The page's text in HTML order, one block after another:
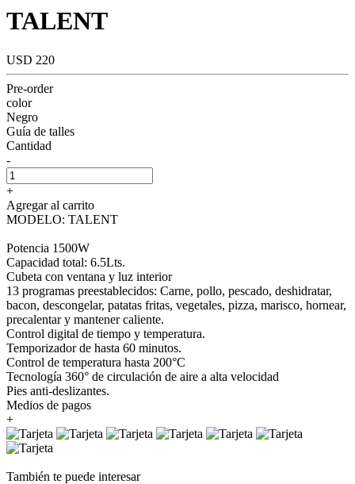
TALENT
USD 220
Pre-order
color
Negro
Guía de talles
Cantidad
-
+
Agregar al carrito
MODELO: TALENT
Potencia 1500W
Capacidad total: 6.5Lts.
Cubeta con ventana y luz interior
13 programas preestablecidos: Carne, pollo, pescado, deshidratar,
bacon, descongelar, patatas fritas, vegetales, pizza, marisco, hornear,
precalentar y mantener caliente.
Control digital de tiempo y temperatura.
Temporizador de hasta 60 minutos.
Control de temperatura hasta 200°C
Tecnología 360° de circulación de aire a alta velocidad
Pies anti-deslizantes.
Medios de pagos
+
También te puede interesar